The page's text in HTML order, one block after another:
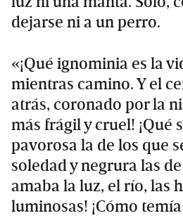
dejarse ni a un perro.
«¡Qué ignominia es la
mientras camino. Y el
atrás, coronado por la
más frágil y cruel! ¡Qué
pavorosa la de los que
soledad y negrura las
amaba la luz, el río, las
luminosas! ¡Cómo